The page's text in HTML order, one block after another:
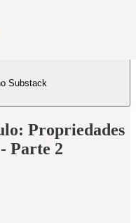
Substack
Propriedades
Parte 2